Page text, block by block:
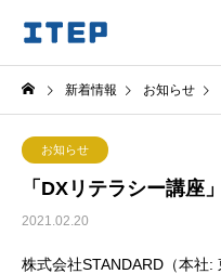
新着情報 お知らせ
お知らせ
「DXリテラシー講座
2021.02.20
株式会社STANDARD（本社